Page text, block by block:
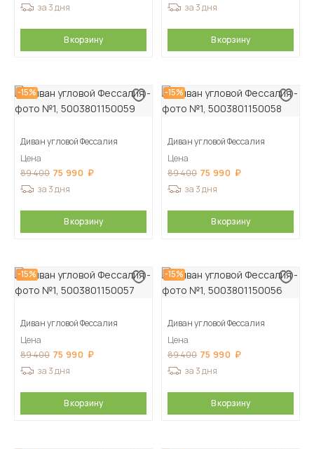
за 3 дня
В корзину
за 3 дня
В корзину
-15%
Диван угловой Фессалия
Цена
89 400 75 990
за 3 дня
В корзину
-15%
Диван угловой Фессалия
Цена
89 400 75 990
за 3 дня
В корзину
-15%
Диван угловой Фессалия
Цена
89 400 75 990
за 3 дня
В корзину
-15%
Диван угловой Фессалия
Цена
89 400 75 990
за 3 дня
В корзину